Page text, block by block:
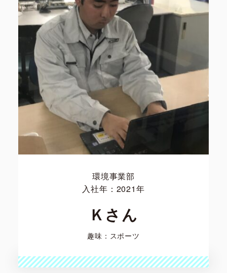
環境事業部
入社年：2021年
Ｋさん
趣味：スポーツ